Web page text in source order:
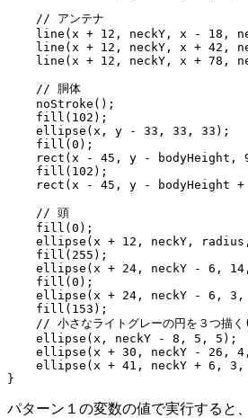
    // アンテナ
line(x + 12, neckY, x - 18,
line(x + 12, neckY, x + 42,
line(x + 12, neckY, x + 78,
    // 胴体
    noStroke();
    fill(102);
    ellipse(x, y - 33, 33, 33);
    fill(0);
rect(x - 45, y - bodyHeight,
    fill(102);
rect(x - 45, y - bodyHeight +
    // 頭
    fill(0);
ellipse(x + 12, neckY,
    fill(255);
ellipse(x + 24, neckY - 6,
    fill(0);
ellipse(x + 24, neckY - 6, 3,
    fill(153);
// 小さなライトグレーの円を３つ描く
    ellipse(x, neckY - 8, 5, 5);
ellipse(x + 30, neckY - 26,
ellipse(x + 41, neckY + 6, 3,
パターン１の変数の値で実行すると